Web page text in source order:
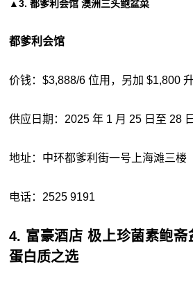
▲3. 都爹利会馆 澳洲三头鲍盆菜
都爹利会馆
价钱：$3,888/6 位用，另加 $1,800
供应日期：2025 年 1 月 25 日至 28
地址：中环都爹利街一号上海滩三楼
电话：2525 9191
4. 富豪酒店 极上珍菌素鲍
蛋白质之选